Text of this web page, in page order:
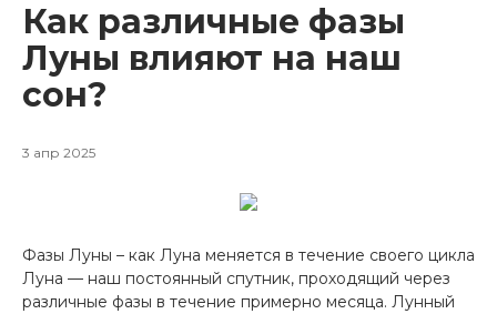
Как различные фазы
Луны влияют на наш
сон?
3 апр 2025
Фазы Луны – как Луна меняется в течение своего цикла
Луна — наш постоянный спутник, проходящий через
различные фазы в течение примерно месяца. Лунный